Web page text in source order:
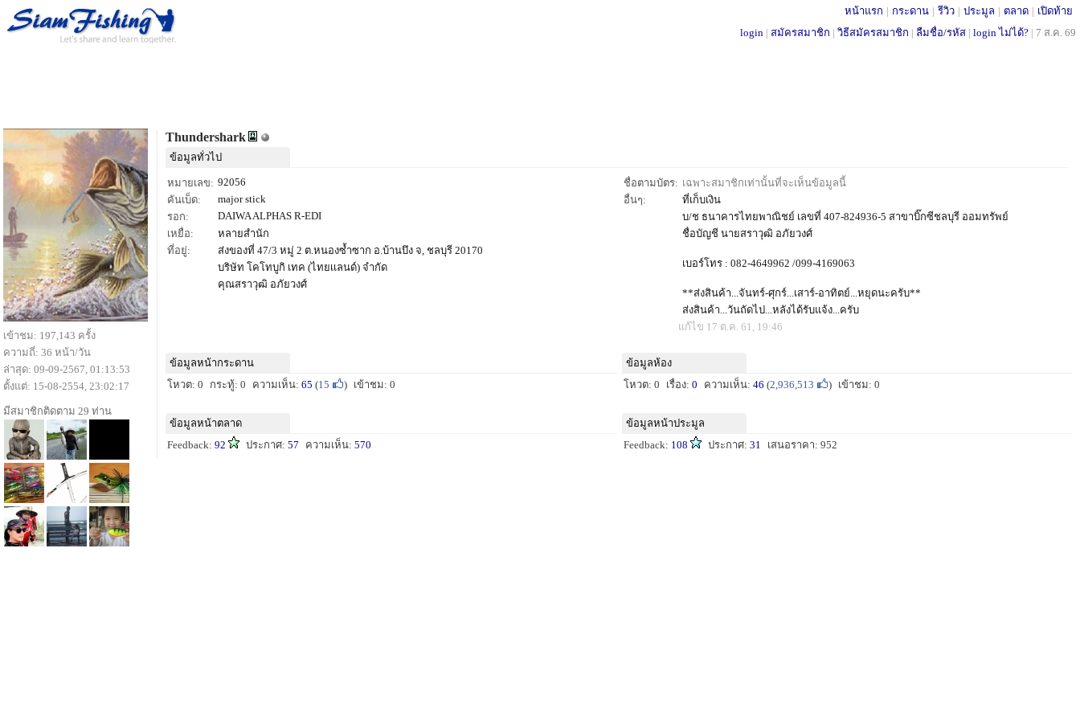
หน้าแรก | กระดาน | รีวิว | ประมูล | ตลาด | เปิดท้าย
login | สมัครสมาชิก | วิธีสมัครสมาชิก | ลืมชื่อ/รหัส | login ไม่ได้? | 7 ส.ค. 69
Thundershark
ข้อมูลทั่วไป
หมายเลข: 92056
คันเบ็ด:
major stick
รอก:
DAIWA ALPHAS R-EDI
เหยื่อ:
หลายสำนัก
ที่อยู่:
ส่งของที่ 47/3 หมู่ 2 ต.หนองซ้ำซาก อ.บ้านบึง จ, ชลบุรี 20170
บริษัท โคโทบูกิ เทค (ไทยเเลนด์) จำกัด
คุณสราวุฒิ อภัยวงศ์
ชื่อตามบัตร: เฉพาะสมาชิกเท่านั้นที่จะเห็นข้อมูลนี้
อื่นๆ:
ที่เก็บเงิน
บ/ช ธนาคารไทยพาณิชย์ เลขที่ 407-824936-5 สาขาบิ๊กซีชลบุรี ออมทรัพย์
ชื่อบัญชี นายสราวุฒิ อภัยวงศ์
เบอร์โทร : 082-4649962 /099-4169063
**ส่งสินค้า...จันทร์-ศุกร์...เสาร์-อาทิตย์...หยุดนะครับ**
ส่งสินค้า...วันถัดไป...หลังได้รับแจ้ง...ครับ
แก้ไข 17 ต.ค. 61, 19:46
ข้อมูลหน้ากระดาน
โหวต: 0
กระทู้: 0 ความเห็น: 65 (15 ) เข้าชม: 0
ข้อมูลห้อง
โหวต: 0
เรื่อง: 0 ความเห็น: 46 (2,936,513 ) เข้าชม: 0
ข้อมูลหน้าตลาด
Feedback: 92 ประกาศ: 57 ความเห็น: 570
ข้อมูลหน้าประมูล
Feedback: 108 ประกาศ: 31 เสนอราคา: 952
เข้าชม: 197,143 ครั้ง
ความถี่: 36 หน้า/วัน
ล่าสุด: 09-09-2567, 01:13:53
ตั้งแต่: 15-08-2554, 23:02:17
มีสมาชิกติดตาม 29 ท่าน